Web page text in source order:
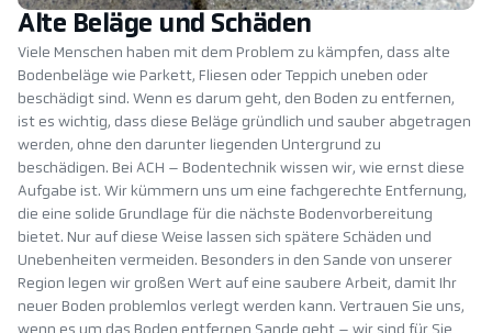
Alte Beläge und Schäden
Viele Menschen haben mit dem Problem zu kämpfen, dass alte
Bodenbeläge wie Parkett, Fliesen oder Teppich uneben oder
beschädigt sind. Wenn es darum geht, den Boden zu entfernen,
ist es wichtig, dass diese Beläge gründlich und sauber abgetragen
werden, ohne den darunter liegenden Untergrund zu
beschädigen. Bei ACH – Bodentechnik wissen wir, wie ernst diese
Aufgabe ist. Wir kümmern uns um eine fachgerechte Entfernung,
die eine solide Grundlage für die nächste Bodenvorbereitung
bietet. Nur auf diese Weise lassen sich spätere Schäden und
Unebenheiten vermeiden. Besonders in den Sande von unserer
Region legen wir großen Wert auf eine saubere Arbeit, damit Ihr
neuer Boden problemlos verlegt werden kann. Vertrauen Sie uns,